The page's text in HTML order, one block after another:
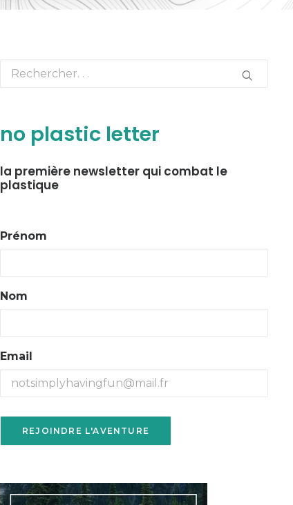
no plastic letter
la première newsletter qui combat le
plastique
Prénom
Nom
Email